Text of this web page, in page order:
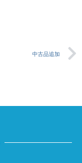
中古品追加